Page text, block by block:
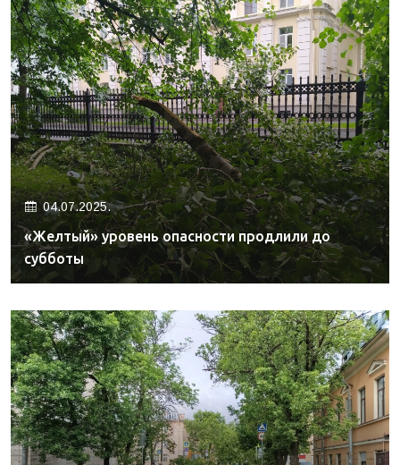
04.07.2025.
«Желтый» уровень опасности продлили до
субботы